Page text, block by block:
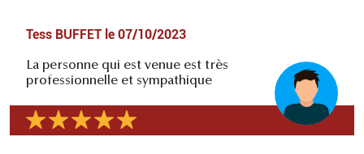
Tess BUFFET le 07/10/2023
La personne qui est venue est très
professionnelle et sympathique